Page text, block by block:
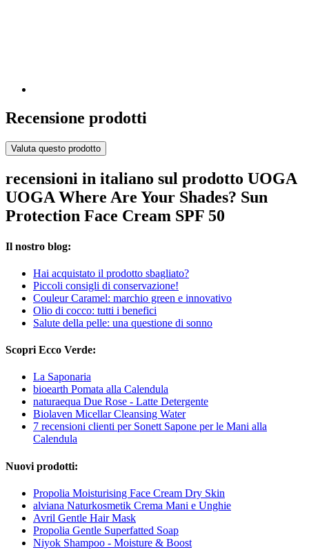
Recensione prodotti
Valuta questo prodotto
recensioni in italiano sul prodotto UOGA
UOGA Where Are Your Shades? Sun
Protection Face Cream SPF 50
Il nostro blog:
Hai acquistato il prodotto sbagliato?
Piccoli consigli di conservazione!
Couleur Caramel: marchio green e innovativo
Olio di cocco: tutti i benefici
Salute della pelle: una questione di sonno
Scopri Ecco Verde:
La Saponaria
bioearth Pomata alla Calendula
naturaequa Due Rose - Latte Detergente
Biolaven Micellar Cleansing Water
7 recensioni clienti per Sonett Sapone per le Mani alla
Calendula
Nuovi prodotti:
Propolia Moisturising Face Cream Dry Skin
alviana Naturkosmetik Crema Mani e Unghie
Avril Gentle Hair Mask
Propolia Gentle Superfatted Soap
Niyok Shampoo - Moisture & Boost